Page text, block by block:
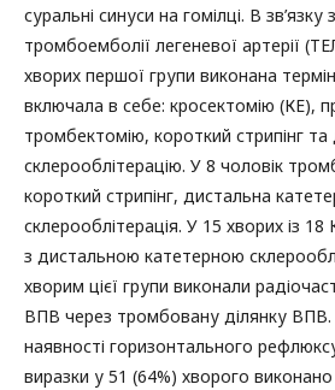
суральні синуси на гомілці. В зв’язку
тромбоемболії легеневої артерії
хворих першої групи виконана
включала в себе: кросектомію (КЕ),
тромбектомію, короткий стрипінг
склерооблітерацію. У 8 чоловік
короткий стрипінг, дистальна
склерооблітерація. У 15 хворих із 18
з дистальною катетерною
хворим цієї групи виконали
ВПВ через тромбовану ділянку ВПВ.
наявності горизонтального
виразки у 51 (64%) хворого виконано